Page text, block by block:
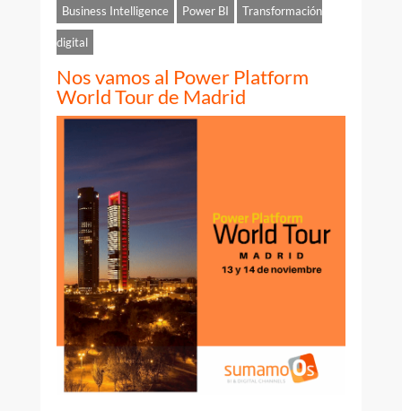
Business Intelligence Power BI Transformación
digital
Nos vamos al Power Platform
World Tour de Madrid